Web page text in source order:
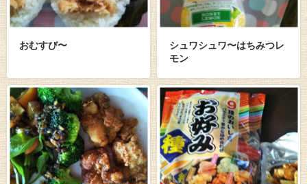
おむすび〜
シュワシュワ〜はちみつレ
モン